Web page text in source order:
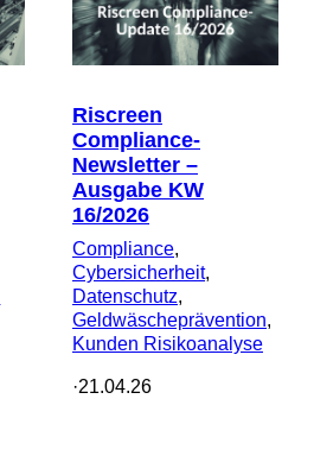
Riscreen
Compliance-
Newsletter –
Ausgabe KW
16/2026
Compliance
Cybersicherheit
Datenschutz
Geldwäscheprävention
Kunden Risikoanalyse
·21.04.26